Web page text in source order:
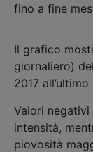
fino a fine
Il grafico
giornaliero)
2017
Valori
intensità,
piovosità